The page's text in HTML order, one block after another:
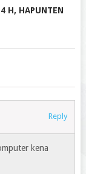
H, HAPUNTEN
Reply
kena